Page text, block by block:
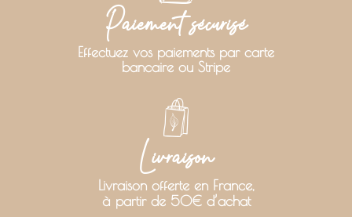
Paiement sécurisé
Effectuez vos paiements par carte
bancaire ou Stripe
Livraison
Livraison offerte en France,
à partir de 50€ d’achat